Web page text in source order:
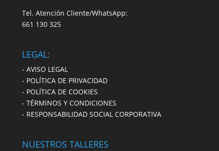
Tel. Atención Cliente/WhatsApp:
661 130 325
LEGAL:
- AVISO LEGAL
- POLÍTICA DE PRIVACIDAD
- POLÍTICA DE COOKIES
- TÉRMINOS Y CONDICIONES
- RESPONSABILIDAD SOCIAL CORPORATIVA
NUESTROS TALLERES